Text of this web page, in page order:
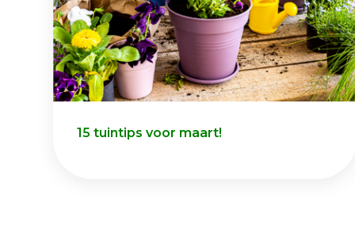
15 tuintips voor maart!